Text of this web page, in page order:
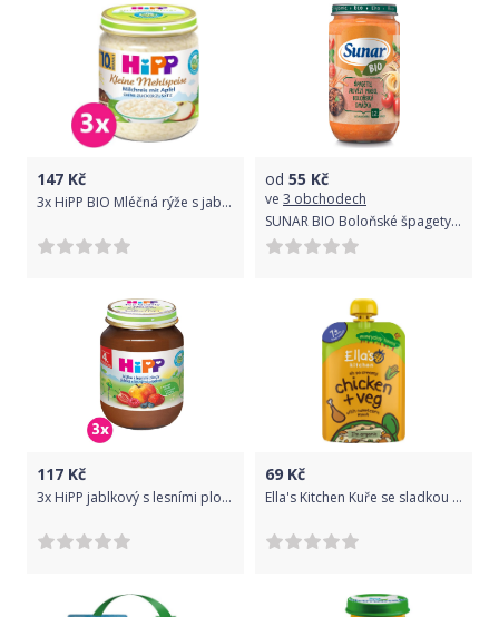
147 Kč
3x HiPP BIO Mléčná rýže s jablky od uk. 9. měsíce, 200 g
od 55 Kč
ve 3 obchodech
SUNAR BIO Boloňské špagety 235 g
117 Kč
3x HiPP jablkový s lesními plody (125 g) - ovocný příkrm
69 Kč
Ella's Kitchen Kuře se sladkou kukuřičnou kaší kapsička 130 g